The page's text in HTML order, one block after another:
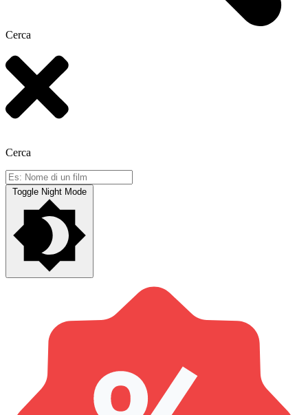
Cerca
Cerca
Toggle Night Mode